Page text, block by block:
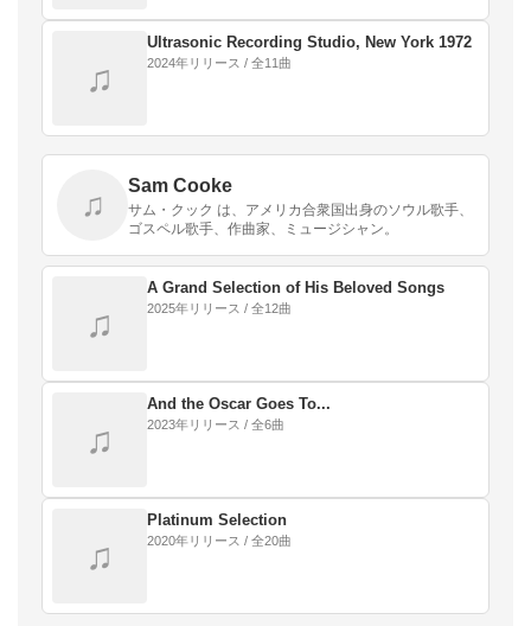
♫
Ultrasonic Recording Studio, New York 1972
2024年リリース / 全11曲
♫
Sam Cooke
サム・クック は、アメリカ合衆国出身のソウル歌手、
ゴスペル歌手、作曲家、ミュージシャン。
♫
A Grand Selection of His Beloved Songs
2025年リリース / 全12曲
♫
And the Oscar Goes To...
2023年リリース / 全6曲
♫
Platinum Selection
2020年リリース / 全20曲